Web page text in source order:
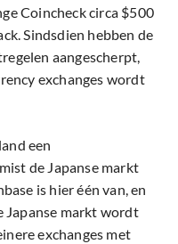
Coincheck circa $500
Sindsdien hebben de
aangescherpt,
exchanges wordt
een
de Japanse markt
is hier één van, en
Japanse markt wordt
exchanges met